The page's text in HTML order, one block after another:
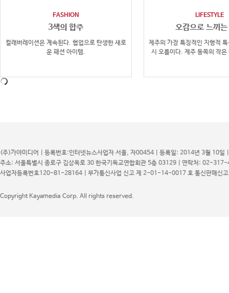
FASHION
3색의 합주
컬래버레이션은 계속된다. 협업으로 탄생한 새로
운 패션 아이템.
LIFESTYLE
오감으로 느끼
제주의 가장 특징적인 지형적
시 오름이다. 제주 동쪽의 작
뱅커스 갤러리의 출발
(주)가야미디어 | 등록번호:인터넷뉴스사업자 서울, 자00454 | 등록일: 2014년 3월 10일
주소: 서울특별시 종로구 김상옥로 30 한국기독교연합회관 5층 03129 | 연락처: 02-
사업자등록번호120-81-28164 | 부가통신사업 신고 제 2-01-14-0017 호 통신판매신
Copyright Kayamedia Corp. All rights reserved.